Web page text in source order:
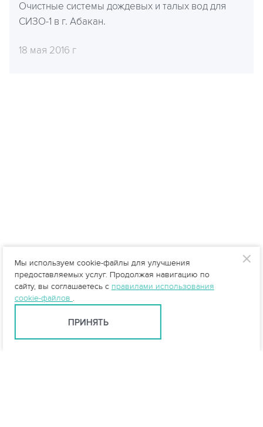
Очистные системы дождевых и талых вод для
СИЗО-1 в г. Абакан.
18 мая 2016 г
Мы используем cookie-файлы для улучшения
предоставляемых услуг. Продолжая навигацию по
сайту, вы соглашаетесь с правилами использования
cookie-файлов .
ПРИНЯТЬ